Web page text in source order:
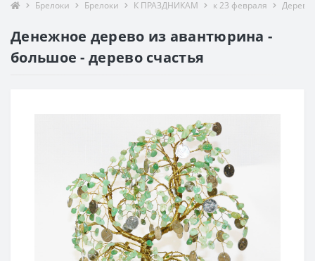
Брелоки Брелоки К ПРАЗДНИКАМ к 23 февраля
Денежное дерево из авантюрина -
большое - дерево счастья